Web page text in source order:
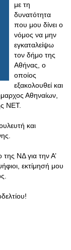
με τη
δυνατότητα
που μου δίνει ο
νόμος να μην
εγκαταλείψω
τον δήμο της
Αθήνας, ο
οποίος
εξακολουθεί και
Αθηναίων,
ΝΕΤ.
και
ΝΔ για την Α’
εκτίμησή μου